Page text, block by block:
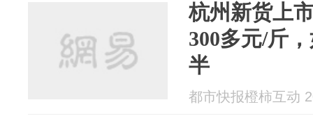
杭州新货上
300多元/斤
半
都市快报橙柿互动